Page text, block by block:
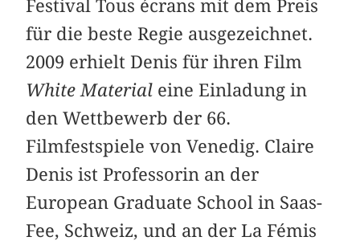
Festival Tous écrans mit dem Preis
für die beste Regie ausgezeichnet.
2009 erhielt Denis für ihren Film
White Material eine Einladung in
den Wettbewerb der 66.
Filmfestspiele von Venedig. Claire
Denis ist Professorin an der
European Graduate School in Saas-
Fee, Schweiz, und an der La Fémis